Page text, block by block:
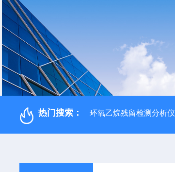
热门搜索： 环氧乙烷残留检测分析仪